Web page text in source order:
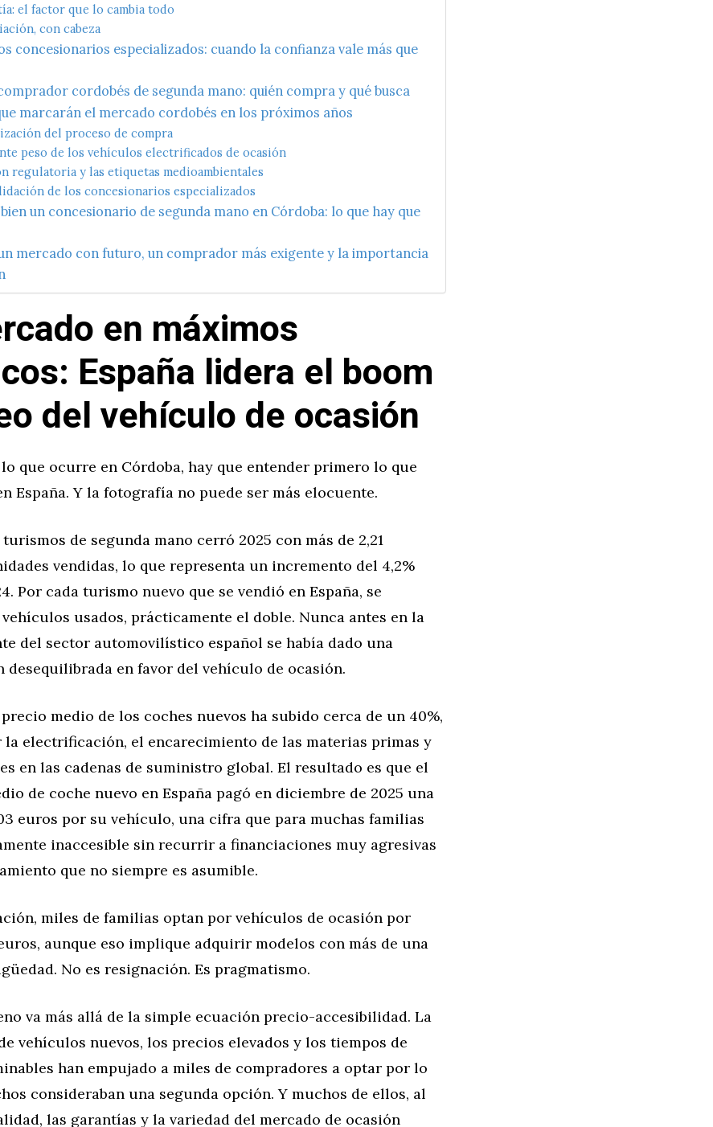
el factor que lo cambia todo
con cabeza
concesionarios especializados: cuando la confianza vale más que
cordobés de segunda mano: quién compra y qué busca
marcarán el mercado cordobés en los próximos años
del proceso de compra
peso de los vehículos electrificados de ocasión
regulatoria y las etiquetas medioambientales
de los concesionarios especializados
un concesionario de segunda mano en Córdoba: lo que hay que
mercado con futuro, un comprador más exigente y la importancia
en máximos
España lidera el boom
del vehículo de ocasión
que ocurre en Córdoba, hay que entender primero lo que
España. Y la fotografía no puede ser más elocuente.
de segunda mano cerró 2025 con más de 2,21
vendidas, lo que representa un incremento del 4,2%
Por cada turismo nuevo que se vendió en España, se
usados, prácticamente el doble. Nunca antes en la
del sector automovilístico español se había dado una
desequilibrada en favor del vehículo de ocasión.
precio medio de los coches nuevos ha subido cerca de un 40%,
electrificación, el encarecimiento de las materias primas y
en las cadenas de suministro global. El resultado es que el
de coche nuevo en España pagó en diciembre de 2025 una
euros por su vehículo, una cifra que para muchas familias
inaccesible sin recurrir a financiaciones muy agresivas
que no siempre es asumible.
miles de familias optan por vehículos de ocasión por
aunque eso implique adquirir modelos con más de una
No es resignación. Es pragmatismo.
va más allá de la simple ecuación precio-accesibilidad. La
vehículos nuevos, los precios elevados y los tiempos de
han empujado a miles de compradores a optar por lo
consideraban una segunda opción. Y muchos de ellos, al
las garantías y la variedad del mercado de ocasión